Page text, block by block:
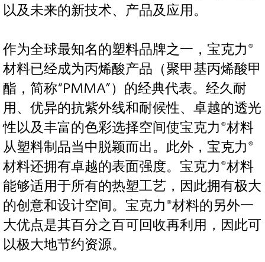
以及未来的新技术、产品及应用。
作为全球最知名的塑料品牌之一，宝克力®
材料已经成为丙烯酸产品（聚甲基丙烯酸甲
酯，简称“PMMA”）的经典代表。经久耐
用、优异的抗紫外线和耐候性、卓越的透光
性以及丰富的色彩选择空间使宝克力®材料
从塑料制品当中脱颖而出。此外，宝克力®
材料还拥有卓越的表面强度。宝克力®材料
能够适用于所有的热塑工艺，因此拥有极大
的创意和设计空间。宝克力®材料的另外一
大优点是其百分之百可回收再利用，因此可
以极大地节约资源。